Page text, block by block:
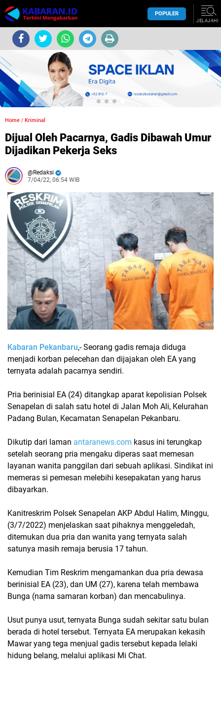
POPULER
JELAJAHI
Home / Kriminal
Dijual Oleh Pacarnya, Gadis Dibawah Umur
Dijadikan Pekerja Seks
Redaksi
7/04/22, 06:54 WIB
Kabaran Pekanbaru,- Seorang gadis remaja diduga
menjadi korban pelecehan dan dijajakan oleh EA yang
ternyata adalah pacarnya sendiri.
Pria berinisial EA (24) ditangkap aparat kepolisian Polsek
Senapelan di salah satu hotel di Jalan Moh Ali, Kelurahan
Padang Bulan, Kecamatan Senapelan Pekanbaru.
Dikutip dari laman antaranews.com kasus ini terungkap
setelah seorang pria mengaku diperas saat memesan
layanan wanita panggilan dari sebuah aplikasi. Sindikat ini
memeras si pemesan melebihi kesepakatan yang harus
dibayarkan.
Kanitreskrim Polsek Senapelan AKP Abdul Halim, Minggu,
(3/7/2022) menjelaskan saat pihaknya menggeledah,
ditemukan dua pria dan wanita yang ternyata salah
satunya masih remaja berusia 17 tahun.
Kemudian Tim Reskrim mengamankan dua pria dewasa
berinisial EA (23), dan UM (27), karena telah membawa
Bunga (nama samaran korban) dan mencabulinya.
Usut punya usut, ternyata Bunga sudah sekitar satu bulan
berada di hotel tersebut. Ternyata EA merupakan kekasih
Mawar yang tega menjual gadis tersebut kepada lelaki
hidung belang, melalui aplikasi Mi Chat.